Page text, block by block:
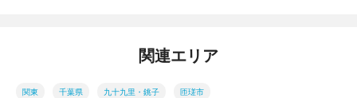
関連エリア
関東 千葉県 九十九里・銚子 匝瑳市